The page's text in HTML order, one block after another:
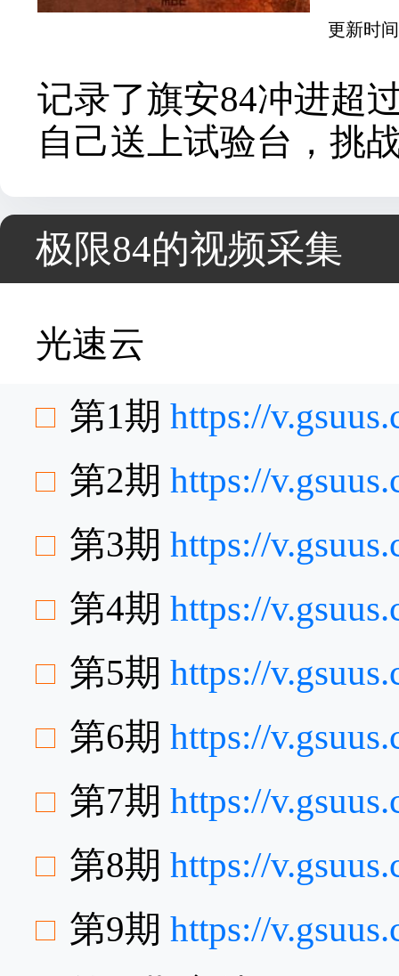
更新时
记录了旗安84冲进超
自己送上试验台，挑
极限84的视频采集
光速云
第1期 https://
第2期 https://
第3期 https://
第4期 https://
第5期 https://
第6期 https://
第7期 https://
第8期 https://
第9期 https://